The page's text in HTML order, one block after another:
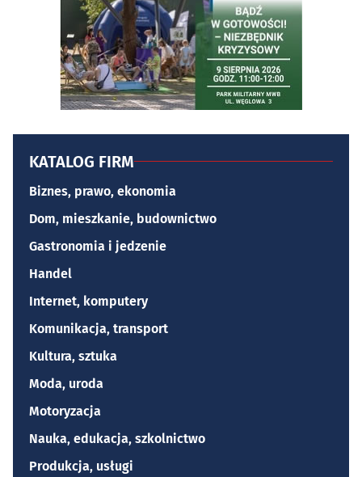
KATALOG FIRM
Biznes, prawo, ekonomia
Dom, mieszkanie, budownictwo
Gastronomia i jedzenie
Handel
Internet, komputery
Komunikacja, transport
Kultura, sztuka
Moda, uroda
Motoryzacja
Nauka, edukacja, szkolnictwo
Produkcja, usługi